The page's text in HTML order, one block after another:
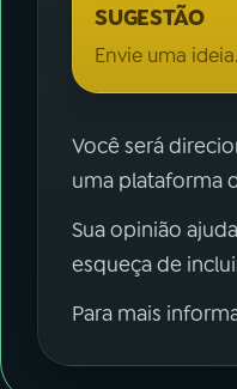
SUGESTÃO
Envie uma ideia.
Você será
uma plataforma
Sua opinião
esqueça de
Para mais